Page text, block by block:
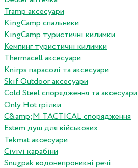
Tramp аксесуари
KingCamp спальники
KingCamp туристичні килимки
Кемпинг туристичні килимки
Thermacell аксесуари
Knirps парасолі та аксесуари
Skif Outdoor аксесуари
Cold Steel спорядження та аксесуари
Only Hot грілки
C&amp;M TACTICAL спорядження
Estem душ для військових
Tekmat аксесуари
Сivivi карабіни
Snugpak водонепроникні речі